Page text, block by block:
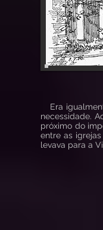
Era
necessidade.
próximo do
entre as
levava para a